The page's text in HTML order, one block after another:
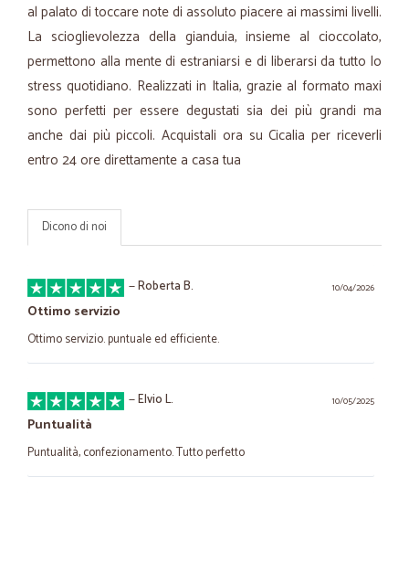
al palato di toccare note di assoluto piacere ai massimi livelli.
La scioglievolezza della gianduia, insieme al cioccolato,
permettono alla mente di estraniarsi e di liberarsi da tutto lo
stress quotidiano. Realizzati in Italia, grazie al formato maxi
sono perfetti per essere degustati sia dei più grandi ma
anche dai più piccoli. Acquistali ora su Cicalia per riceverli
entro 24 ore direttamente a casa tua
Dicono di noi
10/04/2026
—Roberta B.
Ottimo servizio
Ottimo servizio. puntuale ed efficiente.
10/05/2025
—Elvio L.
Puntualità
Puntualità, confezionamento. Tutto perfetto